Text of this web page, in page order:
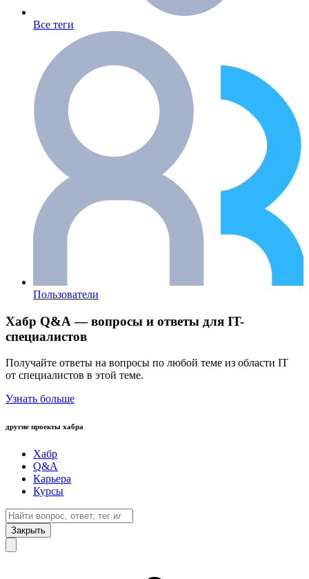
Все теги
Пользователи
Хабр Q&A — вопросы и ответы для IT-
специалистов
Получайте ответы на вопросы по любой теме из области IT
от специалистов в этой теме.
Узнать больше
другие проекты хабра
Хабр
Q&A
Карьера
Курсы
Закрыть